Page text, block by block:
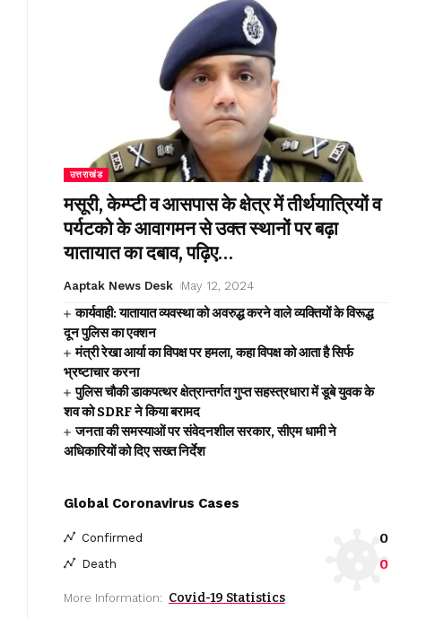
उत्तराखंड
मसूरी, केम्प्टी व आसपास के क्षेत्र में तीर्थयात्रियों व
पर्यटको के आवागमन से उक्त स्थानों पर बढ़ा
यातायात का दबाव, पढ़िए…
Aaptak News Desk May 12, 2024
कार्यवाही: यातायात व्यवस्था को अवरुद्ध करने वाले व्यक्तियों के विरूद्ध
दून पुलिस का एक्शन
मंत्री रेखा आर्या का विपक्ष पर हमला, कहा विपक्ष को आता है सिर्फ
भ्रष्टाचार करना
पुलिस चौकी डाकपत्थर क्षेत्रान्तर्गत गुप्त सहस्त्रधारा में डूबे युवक के
शव को SDRF ने किया बरामद
जनता की समस्याओं पर संवेदनशील सरकार, सीएम धामी ने
अधिकारियों को दिए सख्त निर्देश
Global Coronavirus Cases
Confirmed 0
Death 0
More Information: Covid-19 Statistics